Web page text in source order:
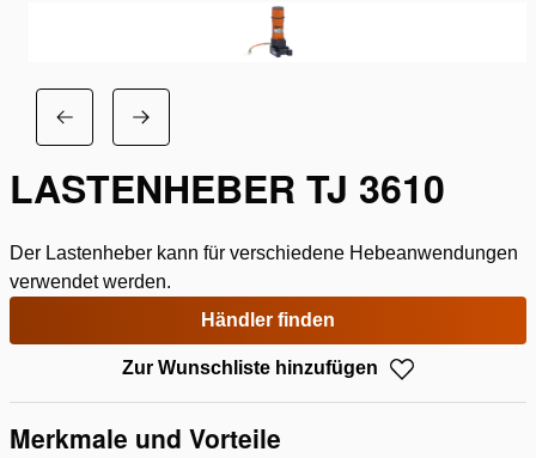
LASTENHEBER TJ 3610
Der Lastenheber kann für verschiedene Hebeanwendungen
verwendet werden.
Händler finden
Zur Wunschliste hinzufügen
Merkmale und Vorteile